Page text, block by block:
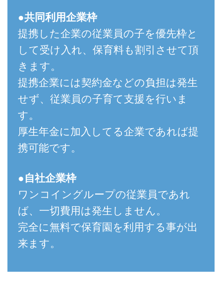
●共同利用企業枠
提携した企業の従業員の子を優先枠と
して受け入れ、保育料も割引させて頂
きます。
提携企業には契約金などの負担は発生
せず、従業員の子育て支援を行いま
す。
厚生年金に加入してる企業であれば提
携可能です。
●自社企業枠
ワンコイングループの従業員であれ
ば、一切費用は発生しません。
完全に無料で保育園を利用する事が出
来ます。